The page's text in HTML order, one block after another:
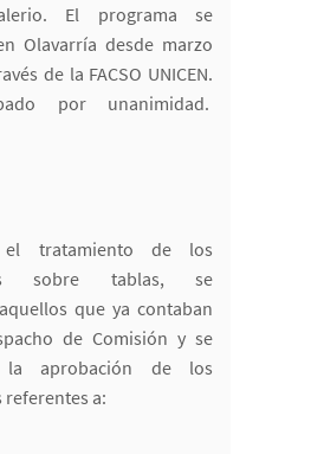
El programa se
Olavarría desde marzo
de la FACSO UNICEN.
por unanimidad.
el tratamiento de los
sobre tablas, se
que ya contaban
de Comisión y se
la aprobación de los
referentes a: